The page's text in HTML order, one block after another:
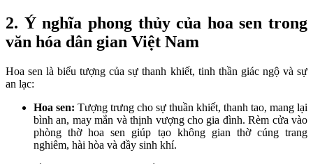
2. Ý nghĩa phong thủy của hoa sen trong
văn hóa dân gian Việt Nam
Hoa sen là biểu tượng của sự thanh khiết, tinh thần giác ngộ và sự
an lạc:
Hoa sen: Tượng trưng cho sự thuần khiết, thanh tao, mang lại
bình an, may mắn và thịnh vượng cho gia đình. Rèm cửa vào
phòng thờ hoa sen giúp tạo không gian thờ cúng trang
nghiêm, hài hòa và đầy sinh khí.